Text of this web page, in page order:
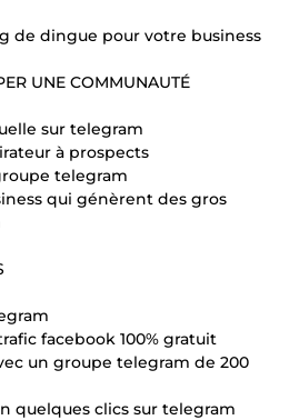
de dingue pour votre business
UNE COMMUNAUTÉ
sur telegram
à prospects
telegram
qui génèrent des gros
facebook 100% gratuit
un groupe telegram de 200
quelques clics sur telegram